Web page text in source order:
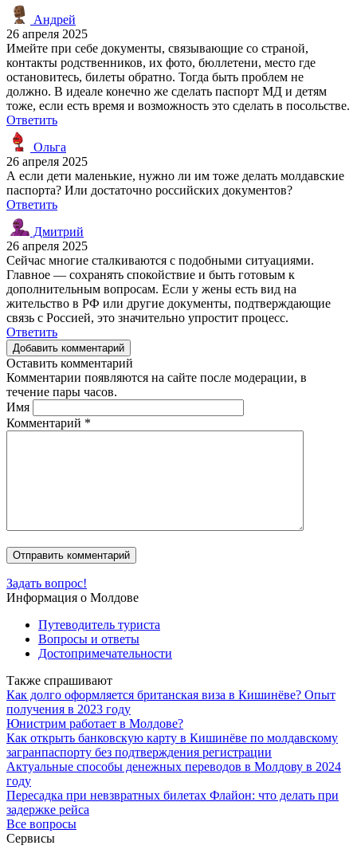
Андрей
26 апреля 2025
Имейте при себе документы, связывающие со страной,
контакты родственников, их фото, бюллетени, место где
остановитесь, билеты обратно. Тогда быть проблем не
должно. В идеале конечно же сделать паспорт МД и детям
тоже, если есть время и возможность это сделать в посольстве.
Ответить
Ольга
26 апреля 2025
А если дети маленькие, нужно ли им тоже делать молдавские
паспорта? Или достаточно российских документов?
Ответить
Дмитрий
26 апреля 2025
Сейчас многие сталкиваются с подобными ситуациями.
Главное — сохранять спокойствие и быть готовым к
дополнительным вопросам. Если у жены есть вид на
жительство в РФ или другие документы, подтверждающие
связь с Россией, это значительно упростит процесс.
Ответить
Добавить комментарий
Оставить комментарий
Комментарии появляются на сайте после модерации, в
течение пары часов.
Имя
Комментарий *
Задать вопрос!
Информация о Молдове
Путеводитель туриста
Вопросы и ответы
Достопримечательности
Также спрашивают
Как долго оформляется британская виза в Кишинёве? Опыт
получения в 2023 году
Юнистрим работает в Молдове?
Как открыть банковскую карту в Кишинёве по молдавскому
загранпаспорту без подтверждения регистрации
Актуальные способы денежных переводов в Молдову в 2024
году
Пересадка при невзвратных билетах Флайон: что делать при
задержке рейса
Все вопросы
Сервисы